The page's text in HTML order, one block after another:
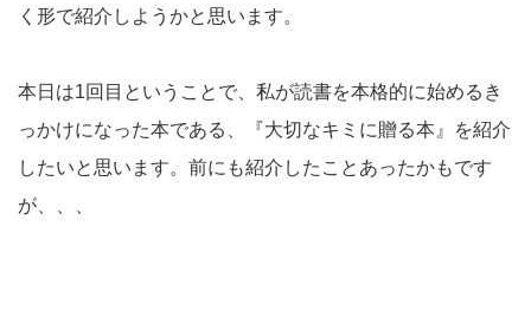
く形で紹介しようかと思います。
本日は1回目ということで、私が読書を本格的に始めるき
っかけになった本である、『大切なキミに贈る本』を紹介
したいと思います。前にも紹介したことあったかもです
が、、、